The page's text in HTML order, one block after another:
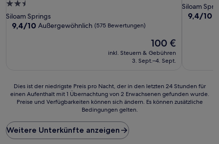
2.5-
Sterne-
Unterkunft
Siloam Springs
9.4
9,4/10 Außergewöhnlich (575 Bewertungen)
Der
Preis
beträgt
100 €
inkl. Steuern & Gebühren
3. Sept.–4. Sept.
Sterne-
Siloam
9.4
9,4/10
Dies
ist
Preis
pro
Nacht,
Dies ist der niedrigste Preis pro Nacht, der in den letzten 24 Stunden für
einen Aufenthalt mit 1 Übernachtung von 2 Erwachsenen gefunden wurde.
Preise und Verfügbarkeiten können sich ändern. Es können zusätzliche
Bedingungen gelten.
Weitere Unterkünfte anzeigen